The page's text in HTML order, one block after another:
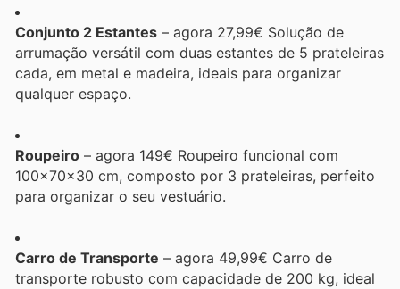
Conjunto 2 Estantes – agora 27,99€ Solução de
arrumação versátil com duas estantes de 5 prateleiras
cada, em metal e madeira, ideais para organizar
qualquer espaço.
Roupeiro – agora 149€ Roupeiro funcional com
100x70x30 cm, composto por 3 prateleiras, perfeito
para organizar o seu vestuário.
Carro de Transporte – agora 49,99€ Carro de
transporte robusto com capacidade de 200 kg, ideal